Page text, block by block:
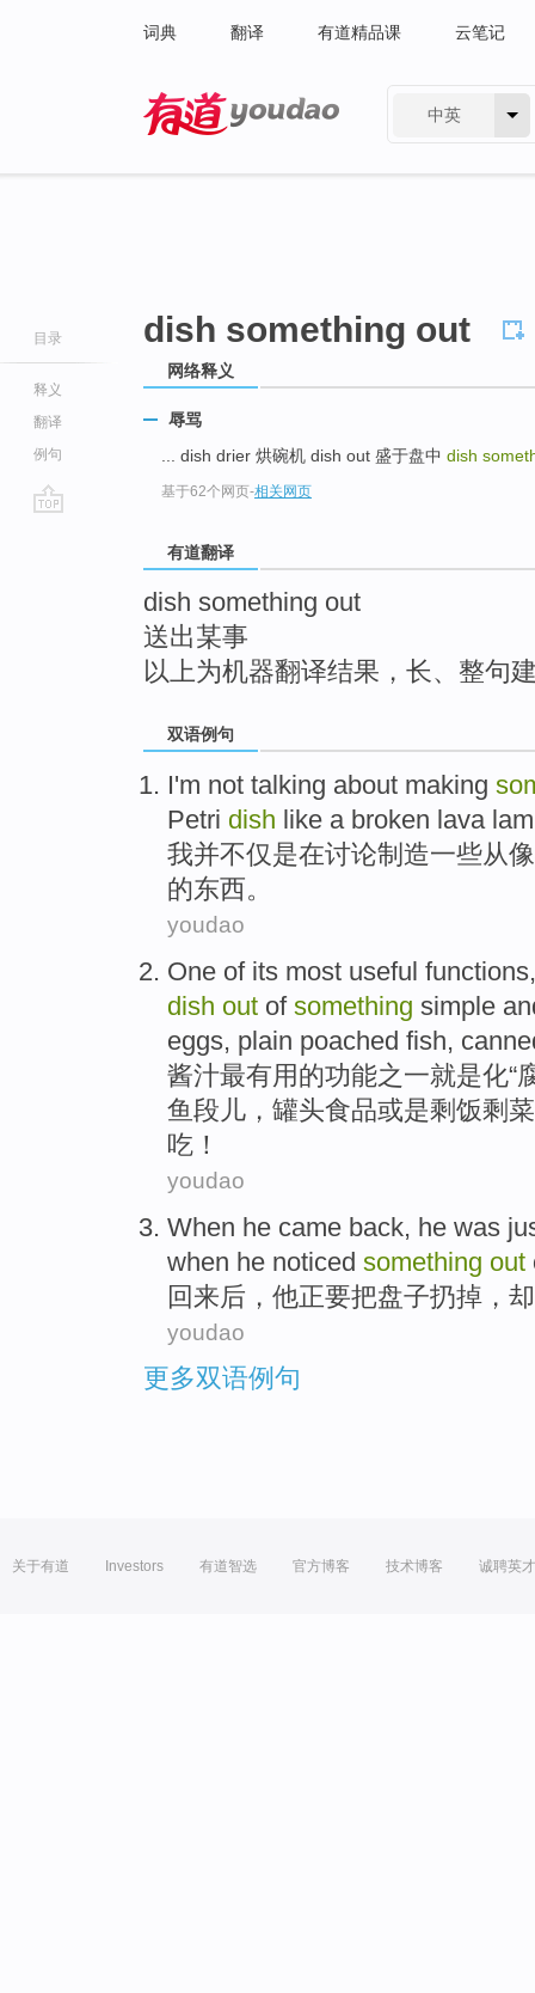
词典 翻译 有道精品课 云笔记
中英
目录
释义
翻译
例句
dish something out
网络释义
辱骂
... dish drier 烘碗机 dish out 盛于盘中 dish
基于62个网页-相关网页
有道翻译
dish something out
送出某事
以上为机器翻译结果，长、整句
双语例句
I'm not talking about making
Petri dish like a broken lava
我并不仅是在讨论制造一些从像
的东西。
youdao
One ofits most useful functions
dish out of something simple
eggs, plain poached fish,
酱汁最有用 的功能之一就是化“
鱼段儿， 罐头食品或是剩饭剩
吃！
youdao
When he came back, he was
when he noticed something out
回来后 ， 他正要把盘子扔掉， 却
youdao
更多双语例句
关于有道 Investors 有道智选 官方博客 技术博客 诚聘英才